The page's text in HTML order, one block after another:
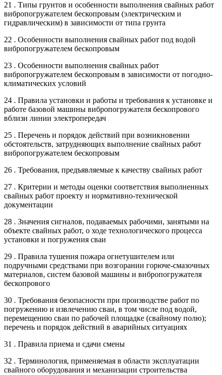
21 . Типы грунтов и особенности выполнения свайных работ
вибропогружателем бескопровым (электрическим и
гидравлическим) в зависимости от типа грунта
22 . Особенности выполнения свайных работ под водой
вибропогружателем бескопровым
23 . Особенности выполнения свайных работ
вибропогружателем бескопровым в зависимости от погодно-
климатических условий
24 . Правила установки и работы и требования к установке и
работе базовой машины вибропогружателя бескопрового
вблизи линии электропередач
25 . Перечень и порядок действий при возникновении
обстоятельств, затрудняющих выполнение свайных работ
вибропогружателем бескопровым
26 . Требования, предъявляемые к качеству свайных работ
27 . Критерии и методы оценки соответствия выполненных
свайных работ проекту и нормативно-технической
документации
28 . Значения сигналов, подаваемых рабочими, занятыми на
объекте свайных работ, о ходе технологического процесса
установки и погружения сваи
29 . Правила тушения пожара огнетушителем или
подручными средствами при возгорании горюче-смазочных
материалов, систем базовой машины и вибропогружателя
бескопрового
30 . Требования безопасности при производстве работ по
погружению и извлечению сваи, в том числе под водой,
перемещению сваи по рабочей площадке (свайному полю);
перечень и порядок действий в аварийных ситуациях
31 . Правила приема и сдачи смены
32 . Терминология, применяемая в области эксплуатации
свайного оборудования и механизации строительства